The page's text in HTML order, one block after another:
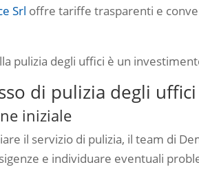
Srl offre tariffe trasparenti e
pulizia degli uffici è un
di pulizia degli
iniziale
il servizio di pulizia, il team di
e individuare eventuali